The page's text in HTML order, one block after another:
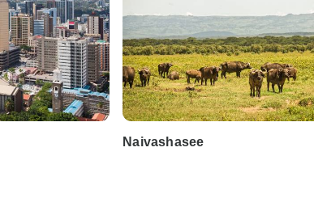
Naivashasee